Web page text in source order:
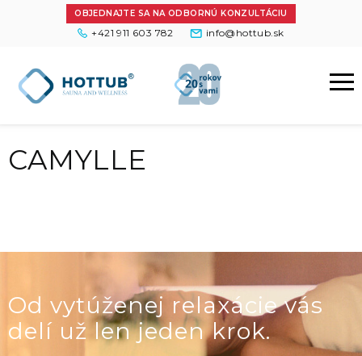
OBJEDNAJTE SA NA ODBORNÚ KONZULTÁCIU
+421 911 603 782 info@hottub.sk
CAMYLLE
Od vytúženej relaxácie vás
delí už len jeden krok.